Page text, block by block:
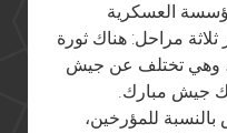
العسكرية
مراحل: هناك ثورة
وهي تختلف عن جيش
جيش مبارك.
بالنسبة للمؤرخين،